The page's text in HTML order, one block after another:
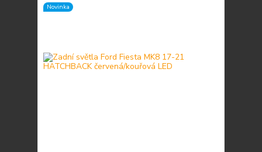
Novinka